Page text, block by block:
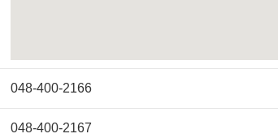
048-400-2166
048-400-2167